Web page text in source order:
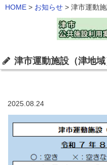
HOME > お知らせ > 津市運動
津市運動施設（津地
2025.08.24